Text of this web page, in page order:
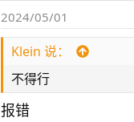
2024/05/01
Klein 说：
不得行
报错